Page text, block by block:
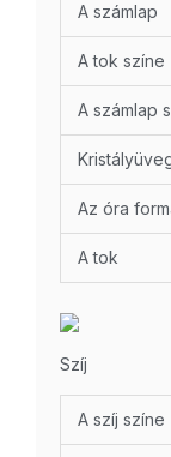
A számlap
A tok színe
A számlap
Az óra
A tok
Szíj
A szíj színe